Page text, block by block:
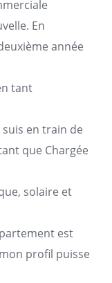
En
année
tant
en train de
que Chargée
solaire et
est
profil puisse